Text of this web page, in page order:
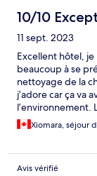
10/10
11 sept. 2023
Excellent hôtel,
beaucoup à se
nettoyage de la
j’adore car ça va
l’environnement.
agréable et
Xiomara, séjour
Avis vérifié